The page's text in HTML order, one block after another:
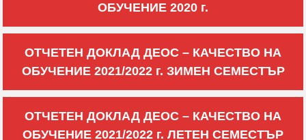
ОБУЧЕНИЕ 2020 г.
ОТЧЕТЕН ДОКЛАД ДЕОС – КАЧЕСТВО НА
ОБУЧЕНИЕ 2021/2022 г. ЗИМЕН СЕМЕСТЪР
ОТЧЕТЕН ДОКЛАД ДЕОС – КАЧЕСТВО НА
ОБУЧЕНИЕ 2021/2022 г. ЛЕТЕН СЕМЕСТЪР